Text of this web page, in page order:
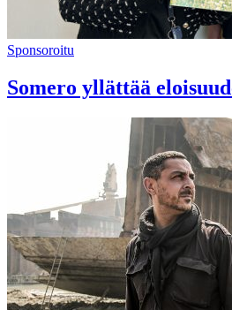
Sponsoroitu
Somero yllättää